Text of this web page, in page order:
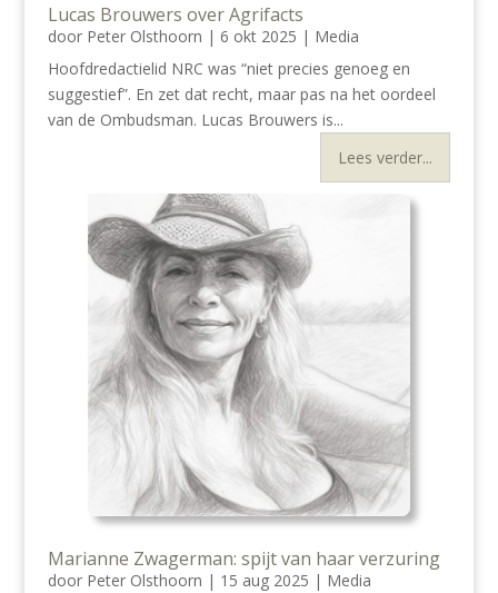
Lucas Brouwers over Agrifacts
door Peter Olsthoorn | 6 okt 2025 | Media
Hoofdredactielid NRC was “niet precies genoeg en
suggestief”. En zet dat recht, maar pas na het oordeel
van de Ombudsman. Lucas Brouwers is...
Lees verder...
Marianne Zwagerman: spijt van haar verzuring
door Peter Olsthoorn | 15 aug 2025 | Media